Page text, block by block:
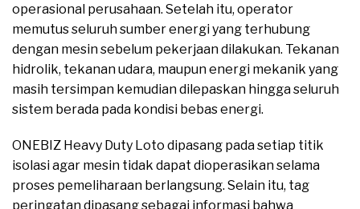
operasional perusahaan. Setelah itu, operator
memutus seluruh sumber energi yang terhubung
dengan mesin sebelum pekerjaan dilakukan. Tekanan
hidrolik, tekanan udara, maupun energi mekanik yang
masih tersimpan kemudian dilepaskan hingga seluruh
sistem berada pada kondisi bebas energi.
ONEBIZ Heavy Duty Loto dipasang pada setiap titik
isolasi agar mesin tidak dapat dioperasikan selama
proses pemeliharaan berlangsung. Selain itu, tag
peringatan dipasang sebagai informasi bahwa